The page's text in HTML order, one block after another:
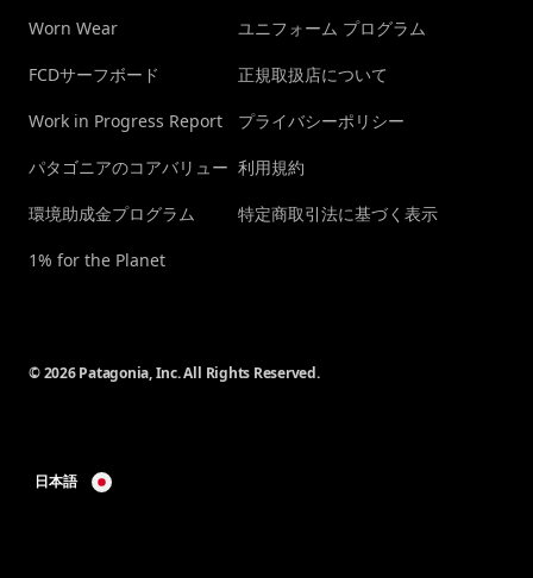
Worn Wear
FCDサーフボード
Work in Progress Report
パタゴニアのコアバリュー
環境助成金プログラム
1% for the Planet
ユニフォーム プログラム
正規取扱店について
プライバシーポリシー
利用規約
特定商取引法に基づく表示
© 2026 Patagonia, Inc. All Rights Reserved.
日本語